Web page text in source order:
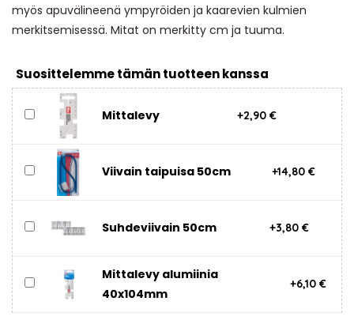
myös apuvälineenä ympyröiden ja kaarevien kulmien
merkitsemisessä. Mitat on merkitty cm ja tuuma.
Suosittelemme tämän tuotteen kanssa
Mittalevy +2,90 €
Viivain taipuisa 50cm +14,80 €
Suhdeviivain 50cm +3,80 €
Mittalevy alumiinia
40x104mm
+6,10 €